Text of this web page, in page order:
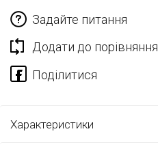
Задайте питання
Додати до порівняння
Характеристики